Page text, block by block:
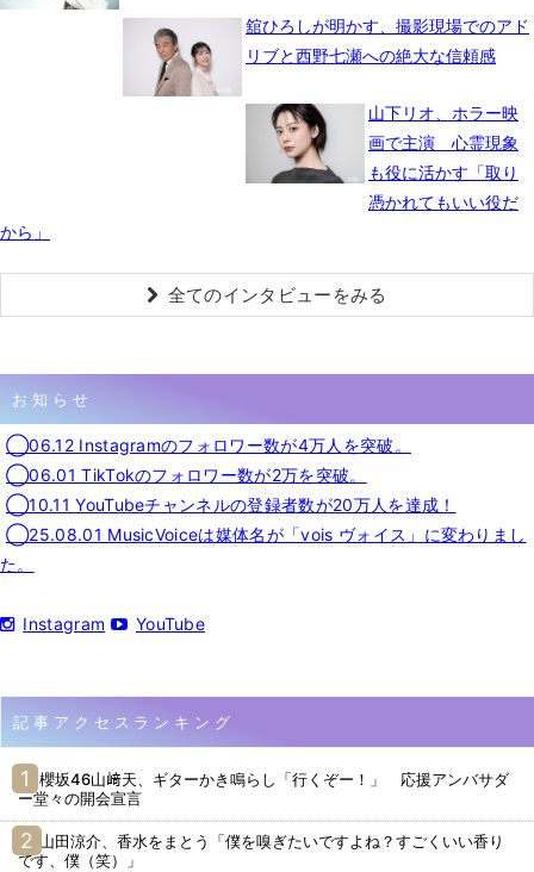
舘ひろしが明かす、撮影現場でのアド
リブと西野七瀬への絶大な信頼感
山下リオ、ホラー映
画で主演 心霊現象
も役に活かす「取り
憑かれてもいい役だ
から」
全てのインタビューをみる
お知らせ
◯06.12 Instagramのフォロワー数が4万人を突破。
◯06.01 TikTokのフォロワー数が2万を突破。
◯10.11 YouTubeチャンネルの登録者数が20万人を達成！
◯25.08.01 MusicVoiceは媒体名が「vois ヴォイス」に変わりまし
た。
Instagram YouTube
記事アクセスランキング
櫻坂46山﨑天、ギターかき鳴らし「行くぞー！」 応援アンバサダ
ー堂々の開会宣言
山田涼介、香水をまとう「僕を嗅ぎたいですよね？すごくいい香り
です、僕（笑）」